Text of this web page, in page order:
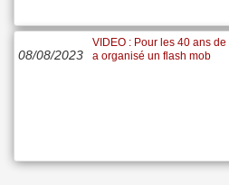
08/08/2023
VIDEO : Pour les 40 ans
a organisé un flash mob